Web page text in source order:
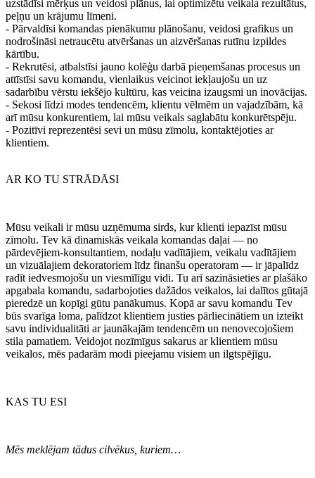
uzstādīsi mērķus un veidosi plānus, lai optimizētu veikala rezultātus,
peļņu un krājumu līmeni.
- Pārvaldīsi komandas pienākumu plānošanu, veidosi grafikus un
nodrošināsi netraucētu atvēršanas un aizvēršanas rutīnu izpildes
kārtību.
- Rekrutēsi, atbalstīsi jauno kolēģu darbā pieņemšanas procesus un
attīstīsi savu komandu, vienlaikus veicinot iekļaujošu un uz
sadarbību vērstu iekšējo kultūru, kas veicina izaugsmi un inovācijas.
- Sekosi līdzi modes tendencēm, klientu vēlmēm un vajadzībām, kā
arī mūsu konkurentiem, lai mūsu veikals saglabātu konkurētspēju.
- Pozitīvi reprezentēsi sevi un mūsu zīmolu, kontaktējoties ar
klientiem.
AR KO TU STRĀDĀSI
Mūsu veikali ir mūsu uzņēmuma sirds, kur klienti iepazīst mūsu
zīmolu. Tev kā dinamiskās veikala komandas daļai — no
pārdevējiem-konsultantiem, nodaļu vadītājiem, veikalu vadītājiem
un vizuālajiem dekoratoriem līdz finanšu operatoram — ir jāpalīdz
radīt iedvesmojošu un viesmīlīgu vidi. Tu arī sazināsieties ar plašāko
apgabala komandu, sadarbojoties dažādos veikalos, lai dalītos gūtajā
pieredzē un kopīgi gūtu panākumus. Kopā ar savu komandu Tev
būs svarīga loma, palīdzot klientiem justies pārliecinātiem un izteikt
savu individualitāti ar jaunākajām tendencēm un nenovecojošiem
stila pamatiem. Veidojot nozīmīgus sakarus ar klientiem mūsu
veikalos, mēs padarām modi pieejamu visiem un ilgtspējīgu.
KAS TU ESI
Mēs meklējam tādus cilvēkus, kuriem…